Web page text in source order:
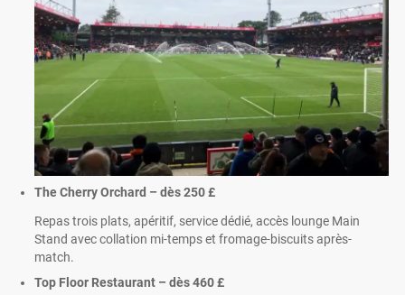
The Cherry Orchard – dès250 £
Repas trois plats, apéritif, service dédié, accès lounge Main
Stand avec collation mi-temps et fromage-biscuits après-
match.
Top Floor Restaurant – dès460 £